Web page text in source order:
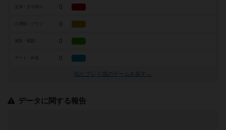
0
0
0
アート・外見 0
似たプレイ感のゲームを探す→
データに関する報告